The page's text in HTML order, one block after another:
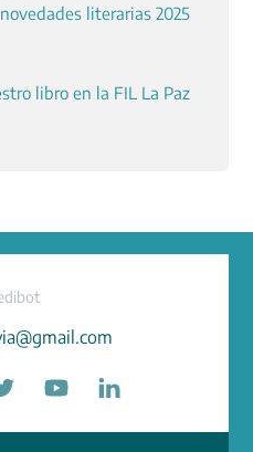
literarias 2025
libro en la FIL La Paz